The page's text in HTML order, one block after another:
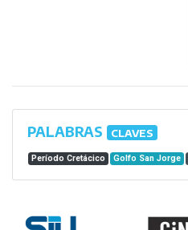
PALABRAS CLAVES
Período Cretácico Golfo San Jorge